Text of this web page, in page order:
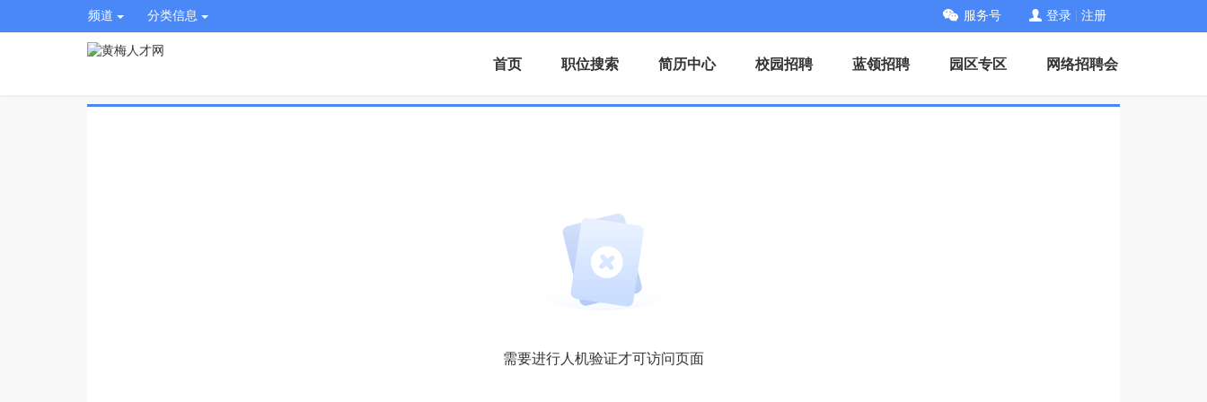
频道 分类信息 服务号 登录 注册
首页 职位搜索 简历中心 校园招聘 蓝领招聘 园区专区 网络招聘会
需要进行人机验证才可访问页面